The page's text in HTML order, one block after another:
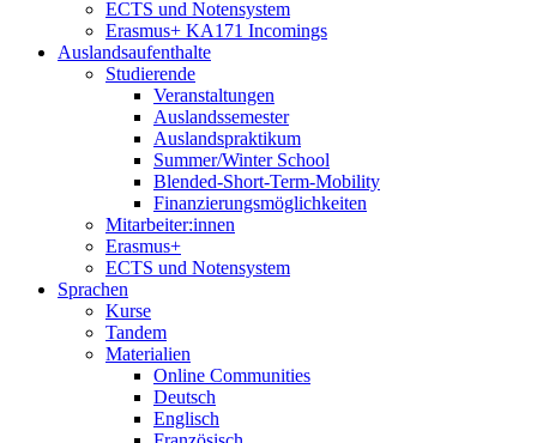
ECTS und Notensystem
Erasmus+ KA171 Incomings
Auslandsaufenthalte
Studierende
Veranstaltungen
Auslandssemester
Auslandspraktikum
Summer/Winter School
Blended-Short-Term-Mobility
Finanzierungsmöglichkeiten
Mitarbeiter:innen
Erasmus+
ECTS und Notensystem
Sprachen
Kurse
Tandem
Materialien
Online Communities
Deutsch
Englisch